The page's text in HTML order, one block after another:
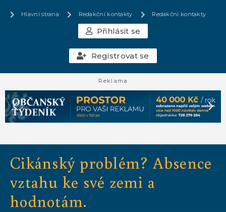
Hlavní strana Redakční kontakty Redakční kontakty
Přihlásit se
Registrovat se
Reklama
Cikánský problém? Absence
vztahu ke své zemi a
hodnotám.